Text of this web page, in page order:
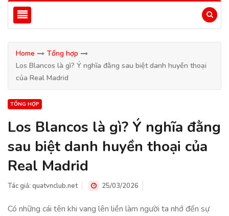
Home
Tổng hợp
Los Blancos là gì? Ý nghĩa đằng sau biệt danh huyền thoại
của Real Madrid
TỔNG HỢP
Los Blancos là gì? Ý nghĩa đằng
sau biệt danh huyền thoại của
Real Madrid
Tác giả: quatvnclub.net 25/03/2026
Có những cái tên khi vang lên liền làm người ta nhớ đến sự